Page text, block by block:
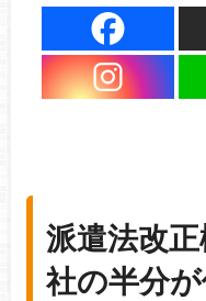
派遣法改
社の半分